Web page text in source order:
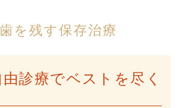
を残す保存治療
診療でベストを尽く